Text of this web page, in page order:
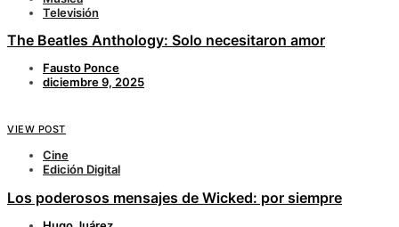
Televisión
The Beatles Anthology: Solo necesitaron amor
Fausto Ponce
diciembre 9, 2025
VIEW POST
Cine
Edición Digital
Los poderosos mensajes de Wicked: por siempre